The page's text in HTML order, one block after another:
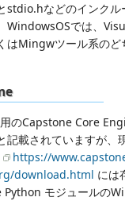
stdio.hなどのインクル
WindowsOSでは、
はMingwツール系のど
のCapstone Core
記載されていますが、
https://
download.html には
Python モジュールの